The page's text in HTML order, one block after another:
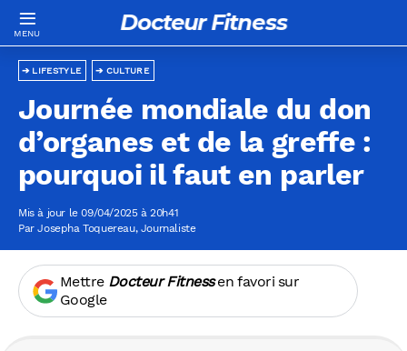
Docteur Fitness
CULTURE
LIFESTYLE
Journée mondiale du don
d’organes et de la greffe :
pourquoi il faut en parler
Mis à jour le 09/04/2025 à 20h41
ParJosepha Toquereau, Journaliste
Mettre Docteur Fitnessen favori sur
Google